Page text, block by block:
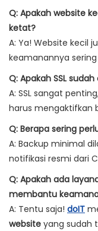
Q: Apakah website
ketat?
A: Ya! Website kecil
keamanannya
Q: Apakah SSL
A: SSL sangat
harus mengaktifkan
Q: Berapa sering
A: Backup minimal
notifikasi resmi dari
Q: Apakah ada
membantu
A: Tentu saja! doIT
website yang sudah